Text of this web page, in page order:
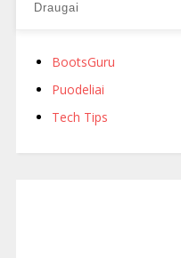
Draugai
BootsGuru
Puodeliai
Tech Tips